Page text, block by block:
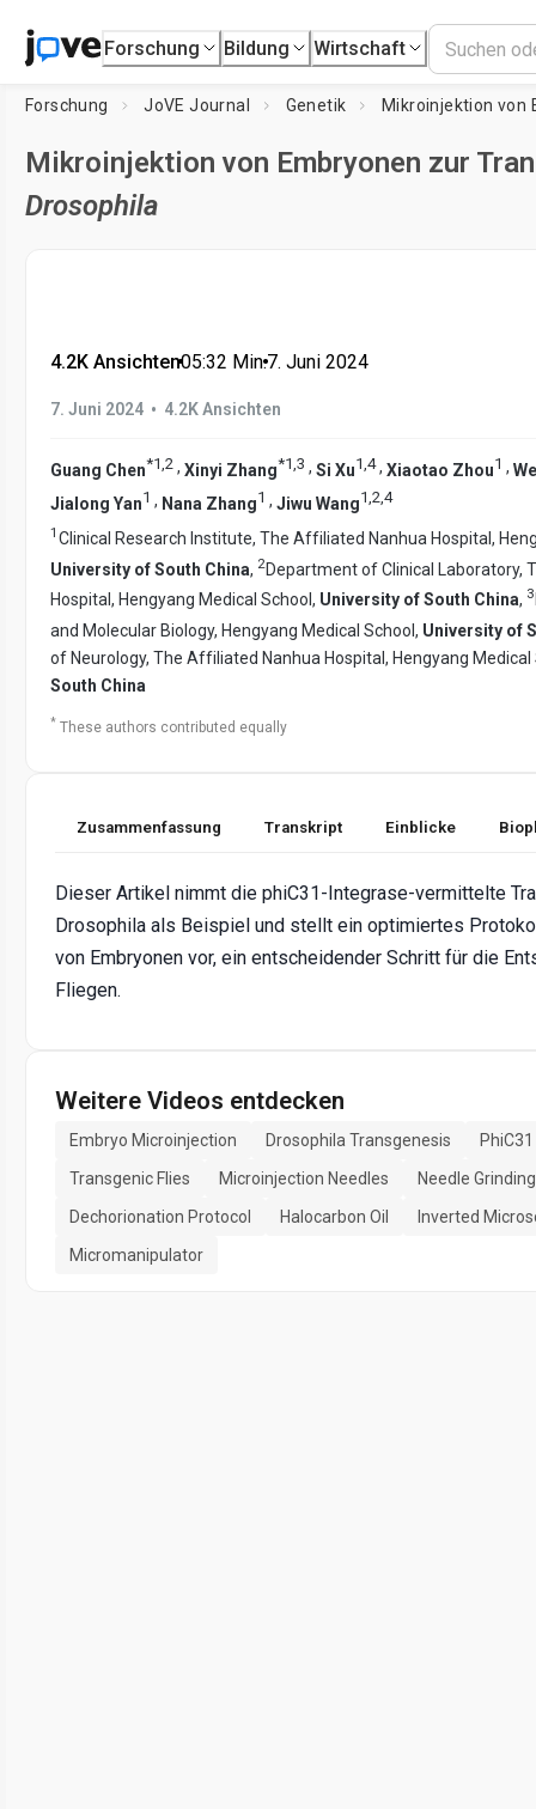
Forschung Bildung Wirtschaft
Forschung JoVE Journal Genetik
Mikroinjektion von Embryonen zur
Drosophila
4.2K Ansichten•05:32 Min.•7. Juni 2024
7. Juni 2024 • 4.2K Ansichten
Guang Chen*1,2 , Xinyi Zhang*1,3 , Si Xu1,4, Xiaotao Zhou1 ,
Jialong Yan1 , Nana Zhang1 , Jiwu Wang1 2 4
1 Clinical Research Institute, The Affiliated Nanhua Hospital,
University of South China, 2Department of Clinical Laboratory,
Hospital, Hengyang Medical School, University of South China, 3
and Molecular Biology, Hengyang Medical School, University of
of Neurology, The Affiliated Nanhua Hospital, Hengyang
South China
* These authors contributed equally
Zusammenfassung Transkript Einblicke
Dieser Artikel nimmt die phiC31-Integrase-vermittelte
Drosophila als Beispiel und stellt ein optimiertes
von Embryonen vor, ein entscheidender Schritt für die
Fliegen.
Weitere Videos entdecken
Embryo Microinjection Drosophila Transgenesis
Transgenic Flies
Microinjection Needles
Needle Grinding
Dechorionation Protocol
Halocarbon Oil
Inverted
Micromanipulator